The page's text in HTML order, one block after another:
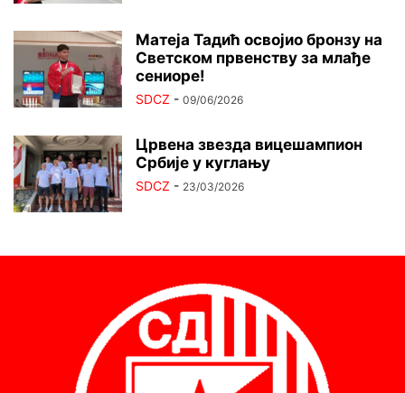
Матеја Тадић освојио бронзу на
Светском првенству за млађе
сениоре!
SDCZ - 09/06/2026
Црвена звезда вицешампион
Србије у куглању
SDCZ - 23/03/2026